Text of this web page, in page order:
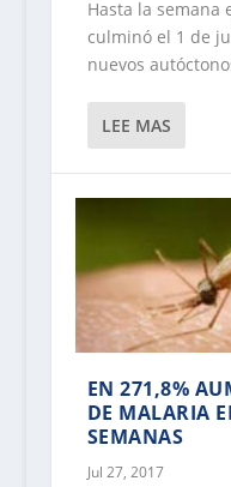
Hasta la semana
culminó el 1 de
nuevos
LEE MAS
EN 271,8%
DE MALARIA
SEMANAS
Jul 27, 2017